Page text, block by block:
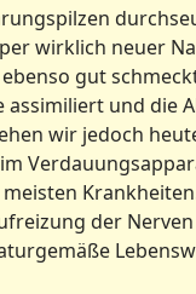
wirklich neuer
gut
assimiliert und die
wir jedoch
der